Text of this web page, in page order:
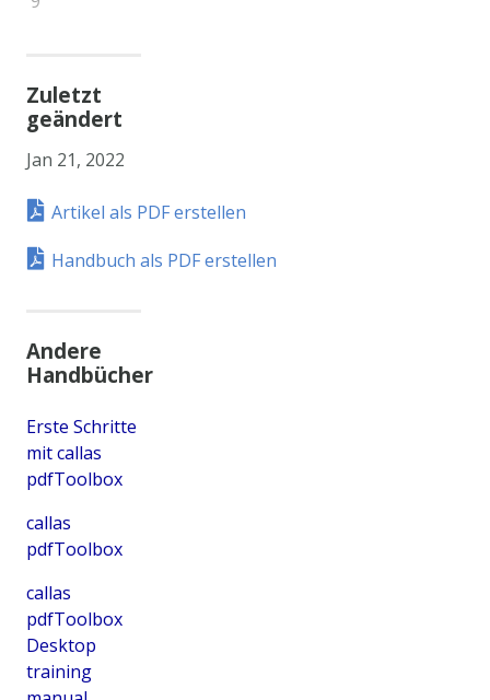
Zuletzt
geändert
Jan 21, 2022
Artikel als PDF erstellen
Handbuch als PDF erstellen
Andere
Handbücher
Erste Schritte
mit callas
pdfToolbox
callas
pdfToolbox
callas
pdfToolbox
Desktop
training